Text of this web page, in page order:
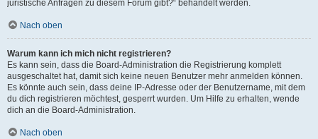
juristische Anfragen zu diesem Forum gibt?“ behandelt werden.
Nach oben
Warum kann ich mich nicht registrieren?
Es kann sein, dass die Board-Administration die Registrierung komplett
ausgeschaltet hat, damit sich keine neuen Benutzer mehr anmelden können.
Es könnte auch sein, dass deine IP-Adresse oder der Benutzername, mit dem
du dich registrieren möchtest, gesperrt wurden. Um Hilfe zu erhalten, wende
dich an die Board-Administration.
Nach oben